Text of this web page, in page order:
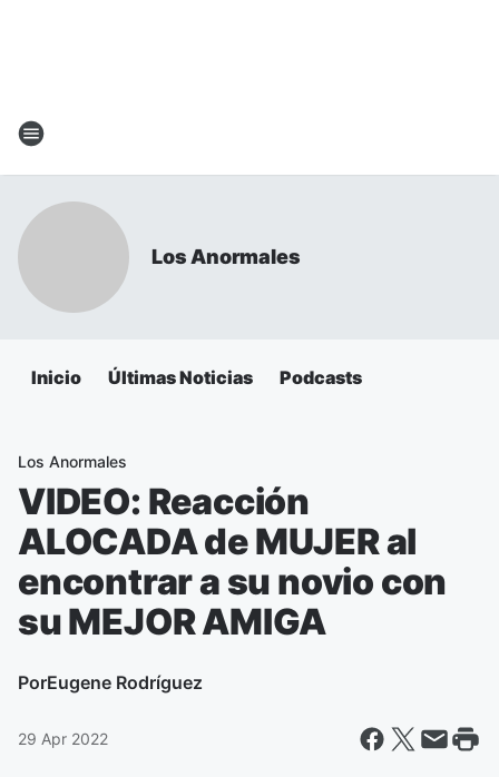
Los Anormales
Inicio Últimas Noticias Podcasts
Los Anormales
VIDEO: Reacción
ALOCADA de MUJER al
encontrar a su novio con
su MEJOR AMIGA
PorEugene Rodríguez
29 Apr 2022